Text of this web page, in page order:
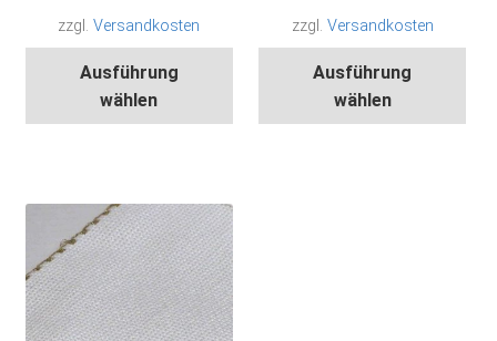
zzgl.Versandkosten
Ausführung
wählen
Die
Optionen
können
auf
der
zzgl. Versandkosten
Ausführung
wählen